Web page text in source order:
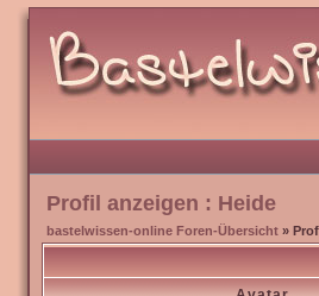
Profil anzeigen : Heide
bastelwissen-online Foren-Übersicht »